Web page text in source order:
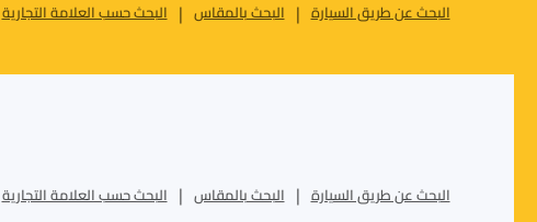
البحث عن طريق السيارة البحث بالمقاس البحث حسب العلامة التجارية
البحث عن طريق السيارة البحث بالمقاس البحث حسب العلامة التجارية